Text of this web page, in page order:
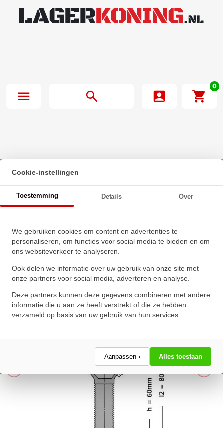
0
Beginpagina· SKF Stangkop SAKAC14 M (14x37x19mm)
Cookie-instellingen
Toestemming Details Over
We gebruiken cookies om content en advertenties te
personaliseren, om functies voor social media te bieden en om
ons websiteverkeer te analyseren.
Ook delen we informatie over uw gebruik van onze site met
onze partners voor social media, adverteren en analyse.
Deze partners kunnen deze gegevens combineren met andere
informatie die u aan ze heeft verstrekt of die ze hebben
verzameld op basis van uw gebruik van hun services.
Aanpassen › Alles toestaan
(14x37x19mm)
★★★★
★★★★
Schrijf een review!